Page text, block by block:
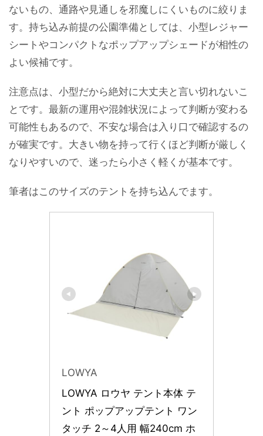
ないもの、通路や見通しを邪魔しにくいものに絞りま
す。持ち込み前提の公園準備としては、小型レジャー
シートやコンパクトなポップアップシェードが相性の
よい候補です。
注意点は、小型だから絶対に大丈夫と言い切れないこ
とです。最新の運用や混雑状況によって判断が変わる
可能性もあるので、不安な場合は入り口で確認するの
が確実です。大きい物を持って行くほど判断が厳しく
なりやすいので、迷ったら小さく軽くが基本です。
筆者はこのサイズのテントを持ち込んでます。
LOWYA
LOWYA ロウヤ テント本体 テ
ント ポップアップテント ワン
タッチ 2～4人用 幅240cm ホ